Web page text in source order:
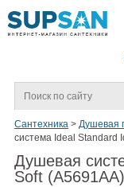
Сантехника > Душевая
система Ideal Standard
Душевая
Soft